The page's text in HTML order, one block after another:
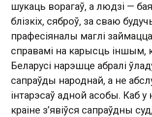
шукаць ворагаў, а людзі —
блізкіх, сяброў, за сваю
прафесіяналы маглі займацца
справамі на карысць іншым,
Беларусі нарэшце абралі
сапраўды народнай, а не
інтарэсаў адной асобы. Каб у
краіне з’явіўся сапраўдны